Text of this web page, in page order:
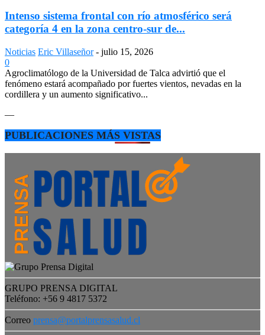
Intenso sistema frontal con río atmosférico será
categoría 4 en la zona centro-sur de...
Noticias Eric Villaseñor - julio 15, 2026
0
Agroclimatólogo de la Universidad de Talca advirtió que el
fenómeno estará acompañado por fuertes vientos, nevadas en la
cordillera y un aumento significativo...
—
PUBLICACIONES MÁS VISTAS
GRUPO PRENSA DIGITAL
Teléfono: +56 9 4817 5372
Correo prensa@portalprensasalud.cl